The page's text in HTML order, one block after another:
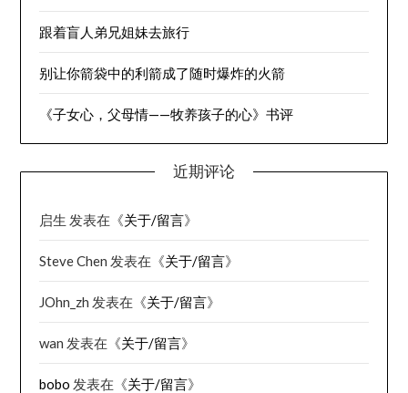
跟着盲人弟兄姐妹去旅行
别让你箭袋中的利箭成了随时爆炸的火箭
《子女心，父母情——牧养孩子的心》书评
近期评论
启生 发表在《关于/留言》
Steve Chen 发表在《关于/留言》
JOhn_zh 发表在《关于/留言》
wan 发表在《关于/留言》
bobo 发表在《关于/留言》